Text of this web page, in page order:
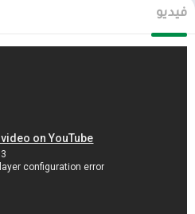
⛏️ أنت منقب عن الذهب – استخرج كل
⛏️ تفجير الأرض والصخور بالديناميت
⛏️ إصلاح جرار وتطهير المنطقة
فيديو